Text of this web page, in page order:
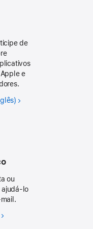
de
e
ou
ajudá-lo